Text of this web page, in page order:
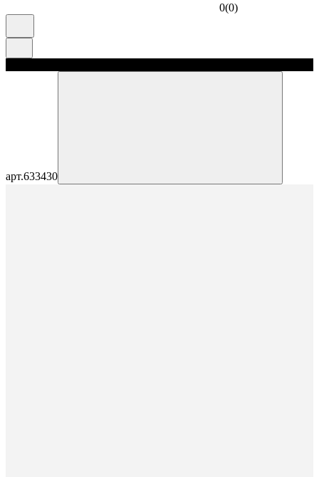
0(0)
арт.633430